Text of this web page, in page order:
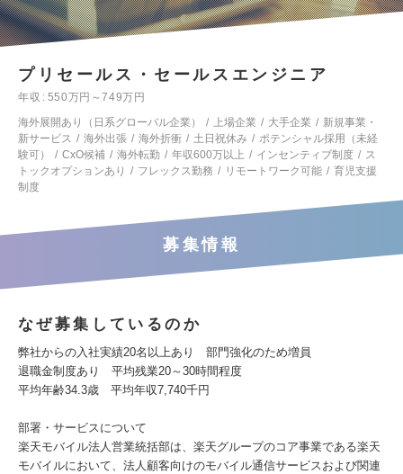
プリセールス・セールスエンジニア
年収
550万円～749万円
海外展開あり（日系グローバル企業）
上場企業 大手企業
新規事業・
新サービス
海外出張 海外折衝 土日祝休み
ポテンシャル採用（未経
験可）
CxO候補 海外転勤 年収600万以上 インセンティブ制度
ス
トックオプションあり
フレックス勤務 リモートワーク可能
育児支援
制度
募集情報
なぜ募集しているのか
弊社からの入社実績20名以上あり 部門強化のため増員
退職金制度あり 平均残業20～30時間程度
平均年齢34.3歳 平均年収7,740千円
部署・サービスについて
楽天モバイル法人営業統括部は、楽天グループのコア事業である楽天
モバイルにおいて、法人顧客向けのモバイル通信サービスおよび関連